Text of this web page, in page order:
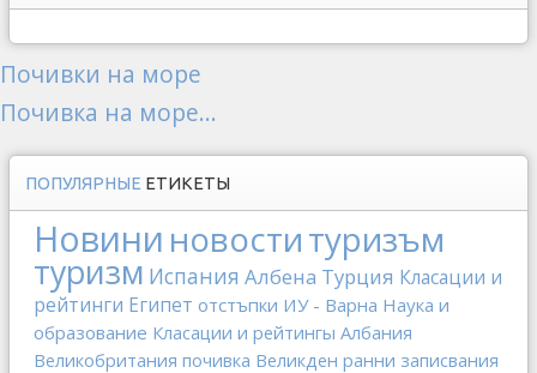
Почивки на море
Почивка на море...
ПОПУЛЯРНЫЕ ЕТИКЕТЫ
Новини новоституризъм
туризм Испания Албена Турция Класации и
рейтинги Египет отстъпки ИУ - Варна Наука и
образование Класации и рейтингы Албания
Великобритания почивка Великден ранни записвания